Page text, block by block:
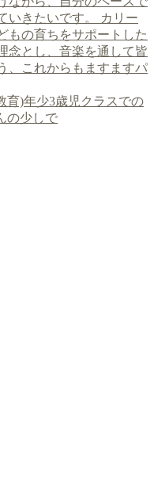
育)年少3歳児クラスでの
の少しで